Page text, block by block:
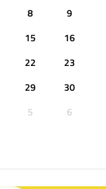
8
9
15
16
22
23
29
30
5 6